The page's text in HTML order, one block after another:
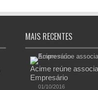
MAIS RECENTES
Acime reúne
Empresário
01/10/2016